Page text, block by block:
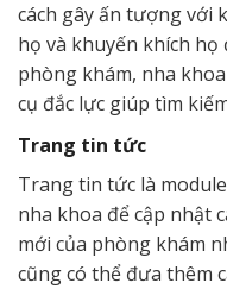
cách gây ấn tượng với
họ và khuyến khích
phòng khám, nha
cụ đắc lực giúp tìm
Trang tin tức
Trang tin tức là
nha khoa để cập nhật
mới của phòng khám
cũng có thể đưa thêm